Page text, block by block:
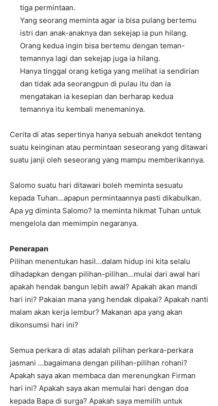
tiga permintaan.
Yang seorang meminta agar ia bisa pulang bertemu
istri dan anak-anaknya dan sekejap ia pun hilang.
Orang kedua ingin bisa bertemu dengan teman-
temannya lagi dan sekejap juga ia hilang.
Hanya tinggal orang ketiga yang melihat ia sendirian
dan tidak ada seorangpun di pulau itu dan ia
mengatakan ia kesepian dan berharap kedua
temannya itu kembali menemaninya.
Cerita di atas sepertinya hanya sebuah anekdot tentang
suatu keinginan atau permintaan seseorang yang ditawari
suatu janji oleh seseorang yang mampu memberikannya.
Salomo suatu hari ditawari boleh meminta sesuatu
kepada Tuhan…apapun permintaannya pasti dikabulkan.
Apa yg diminta Salomo? Ia meminta hikmat Tuhan untuk
mengelola dan memimpin negaranya.
Penerapan
Pilihan menentukan hasil…dalam hidup ini kita selalu
dihadapkan dengan pilihan-pilihan…mulai dari awal hari
apakah hendak bangun lebih awal? Apakah akan mandi
hari ini? Pakaian mana yang hendak dipakai? Apakah nanti
malam akan kerja lembur? Makanan apa yang akan
dikonsumsi hari ini?
Semua perkara di atas adalah pilihan perkara-perkara
jasmani …bagaimana dengan pilihan-pilihan rohani?
Apakah saya akan membaca dan merenungkan Firman
hari ini? Apakah saya akan memulai hari dengan doa
kepada Bapa di surga? Apakah saya memilih untuk